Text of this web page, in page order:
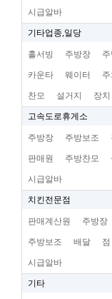
시급알바
기타업종,일당
홀서빙 주방장
카운타 웨이터
찬모 설거지 장치
고속도로휴게소
주방장 주방보조
판매원 주방찬모
시급알바
치킨전문점
판매계산원 주방장
주방보조 배달
시급알바
기타